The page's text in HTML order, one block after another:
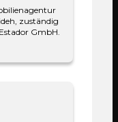
zuständig
GmbH.